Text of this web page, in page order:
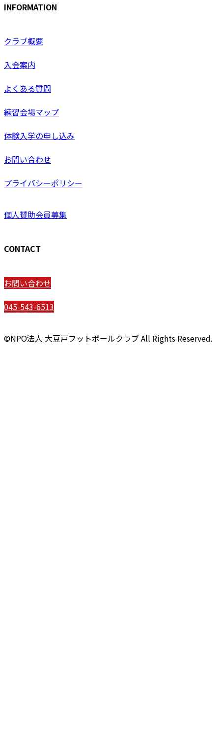
INFORMATION
クラブ概要
入会案内
よくある質問
練習会場マップ
体験入学の申し込み
お問い合わせ
プライバシーポリシー
個人賛助会員募集
CONTACT
お問い合わせ
045-543-6513
©NPO法人 大豆戸フットボールクラブ All Rights Reserved.